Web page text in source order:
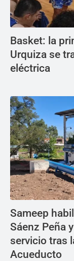
Basket: la
Urquiza se
eléctrica
Sameep
Sáenz Peña
servicio tras
Acueducto